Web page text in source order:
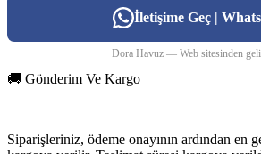
İletişime Geç |
Dora Havuz — Web sitesinden
🚚 Gönderim Ve Kargo
Siparişleriniz, ödeme onayının ardından en